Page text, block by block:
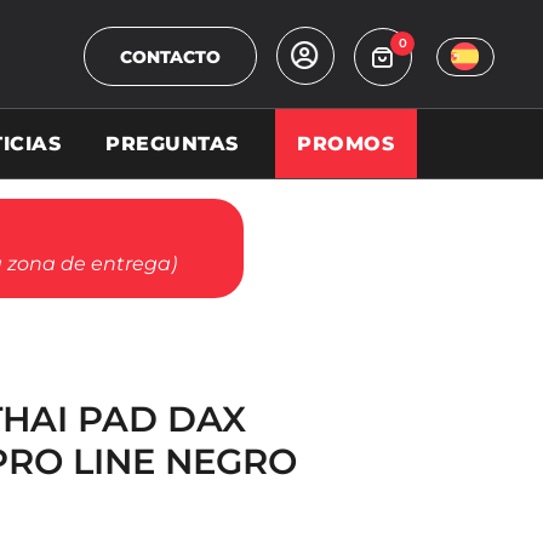
CONTACTO
0
PREGUNTAS PROMOS
zona de entrega)
PAD DAX
LINE NEGRO